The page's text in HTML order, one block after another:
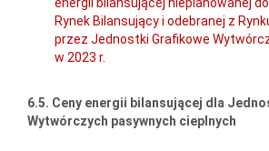
Rynek Bilansujący i odebranej z
przez Jednostki Grafikowe
w 2023 r.
6.5. Ceny energii bilansującej dla
Wytwórczych pasywnych cieplnych